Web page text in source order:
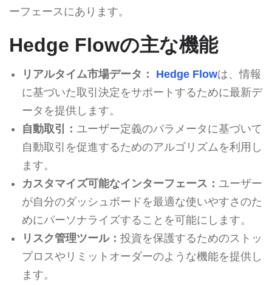
ーフェースにあります。
Hedge Flowの主な機能
リアルタイム市場データ： Hedge Flowは、情報
に基づいた取引決定をサポートするために最新デ
ータを提供します。
自動取引： ユーザー定義のパラメータに基づいて
自動取引を促進するためのアルゴリズムを利用し
ます。
カスタマイズ可能なインターフェース： ユーザー
が自分のダッシュボードを最適な使いやすさのた
めにパーソナライズすることを可能にします。
リスク管理ツール： 投資を保護するためのストッ
プロスやリミットオーダーのような機能を提供し
ます。